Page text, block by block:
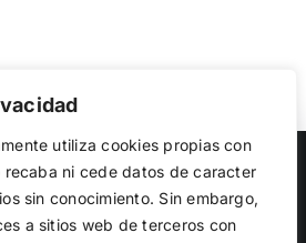
utiliza cookies propias con
ni cede datos de caracter
sin conocimiento. Sin embargo,
a sitios web de terceros con
Nacional | All Rights Reserved
Facebook
TwitterInstagram
web, medir su uso y mejorar
aceptar todas las cookies,
o configurar sus preferencias.